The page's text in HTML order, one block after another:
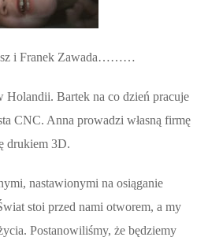
i Franek Zawada………
Holandii. Bartek na co dzień pracuje
CNC. Anna prowadzi własną firmę
drukiem 3D.
nastawionymi na osiąganie
stoi przed nami otworem, a my
Postanowiliśmy, że będziemy